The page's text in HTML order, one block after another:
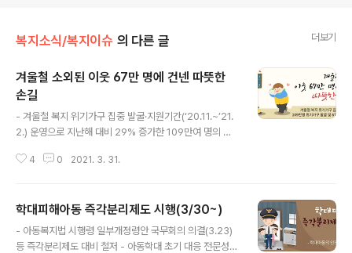
복지소식/복지이슈 의 다른 글 더보기
겨울철 소외된 이웃 67만 명에 건넨 따뜻한
손길
- 겨울철 복지 위기가구 집중 발굴·지원기간(‘20.11.~’21.
2.) 운영으로 지난해 대비 29% 증가한 109만여 명의 위
협력하여 복지 위기 가구를 집중 발굴한 결과, 108만700
게 되었습니다. 보건복지부(장관 권덕철)는 ’20.11.13일부
터 ‘21.2.28일까지 지방자치단체 및 민간기관과 협력하여
「겨울철 복지 위기가구 집중 발굴·지원 기간」을 운영하였습
4 0 2021. 3. 31.
학대피해아동 즉각분리제도 시행(3/30~)
- 아동복지법 시행령 일부개정령안 국무회의 의결(3.23)
등 즉각분리제도 대비 철저 - 아동학대 초기 대응 전문성·